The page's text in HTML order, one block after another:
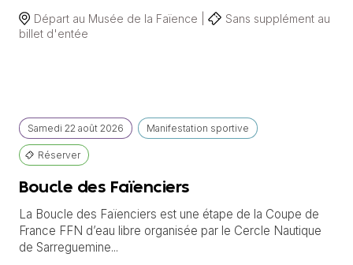
Départ au Musée de la Faïence |
Sans supplément au
billet d'entée
Samedi 22 août 2026 Manifestation sportive
Réserver
Boucle des Faïenciers
La Boucle des Faïenciers est une étape de la Coupe de
France FFN d’eau libre organisée par le Cercle Nautique
de Sarreguemine...